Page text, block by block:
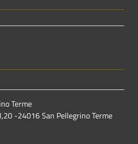
Terme
-24016 San Pellegrino Terme